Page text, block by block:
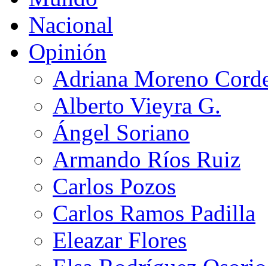
Nacional
Opinión
Adriana Moreno
Alberto Vieyra G.
Ángel Soriano
Armando Ríos Ruiz
Carlos Pozos
Carlos Ramos Padilla
Eleazar Flores